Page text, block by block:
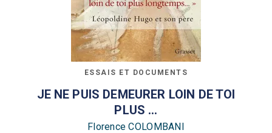
ESSAIS ET DOCUMENTS
JE NE PUIS DEMEURER LOIN DE TOI
PLUS ...
Florence COLOMBANI